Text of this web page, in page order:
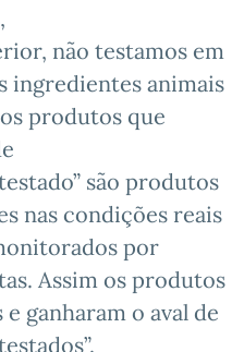
não testamos em
ingredientes animais
produtos que
são produtos
nas condições reais
por
Assim os produtos
ganharam o aval de